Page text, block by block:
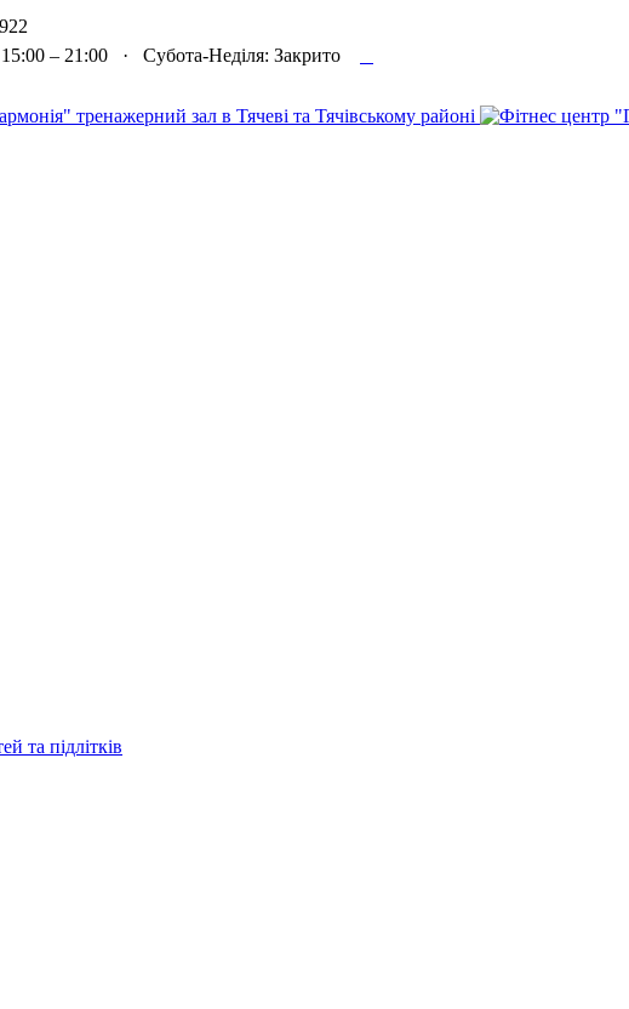
– 21:00 · Субота-Неділя: Закрито
та підлітків